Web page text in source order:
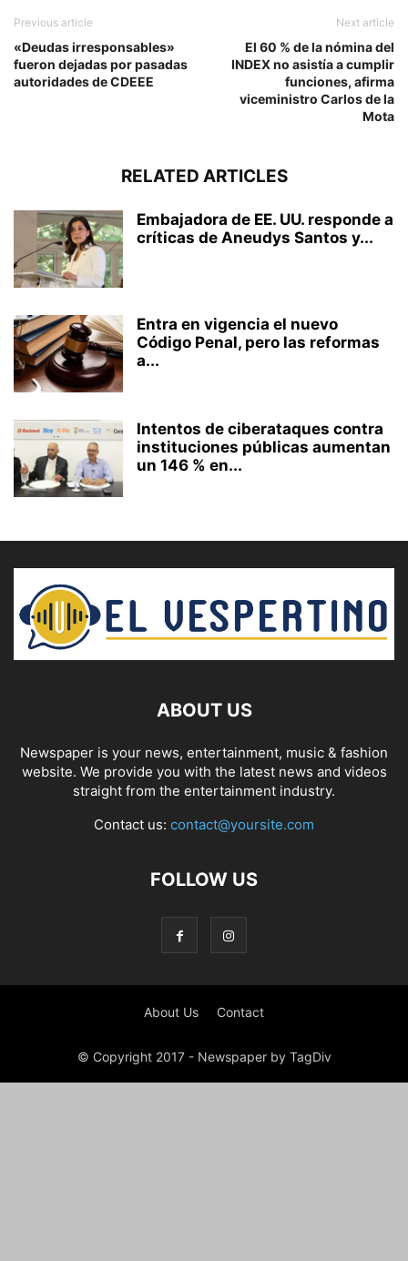
Previous article
«Deudas irresponsables»
fueron dejadas por pasadas
autoridades de CDEEE
Next article
El 60 % de la nómina del
INDEX no asistía a cumplir
funciones, afirma
viceministro Carlos de la
Mota
RELATED ARTICLES
Embajadora de EE. UU. responde a
críticas de Aneudys Santos y...
Entra en vigencia el nuevo
Código Penal, pero las reformas
a...
Intentos de ciberataques contra
instituciones públicas aumentan
un 146 % en...
ABOUT US
Newspaper is your news, entertainment, music & fashion
website. We provide you with the latest news and videos
straight from the entertainment industry.
Contact us: contact@yoursite.com
FOLLOW US
About Us Contact
© Copyright 2017 - Newspaper by TagDiv